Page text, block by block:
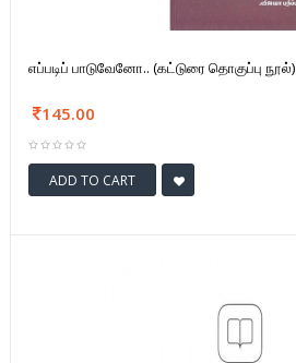
எப்படிப் பாடுவேனோ.. (கட்டுரை தொகுப்பு நூல்)
145.00
ADD TO CART